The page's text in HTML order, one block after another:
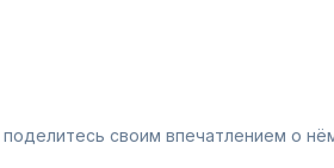
своим впечатлением о